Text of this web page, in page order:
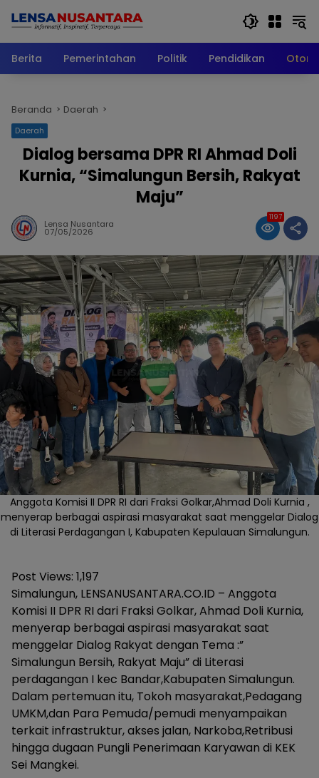
Berita
Pemerintahan Politik Pendidikan
Beranda Daerah
Daerah
Dialog bersama DPR RI Ahmad Doli
Kurnia, “Simalungun Bersih, Rakyat
Maju”
Lensa Nusantara
07/05/2026
1197
Anggota Komisi II DPR RI dari Fraksi Golkar,Ahmad Doli Kurnia ,
menyerap berbagai aspirasi masyarakat saat menggelar Dialog
di Literasi Perdagangan I, Kabupaten Kepulauan Simalungun.
Post Views: 1,197
Simalungun, LENSANUSANTARA.CO.ID – Anggota
Komisi II DPR RI dari Fraksi Golkar, Ahmad Doli Kurnia,
menyerap berbagai aspirasi masyarakat saat
menggelar Dialog Rakyat dengan Tema :”
Simalungun Bersih, Rakyat Maju” di Literasi
perdagangan I kec Bandar,Kabupaten Simalungun.
Dalam pertemuan itu, Tokoh masyarakat,Pedagang
UMKM,dan Para Pemuda/pemudi menyampaikan
terkait infrastruktur, akses jalan, Narkoba,Retribusi
hingga dugaan Pungli Penerimaan Karyawan di KEK
Sei Mangkei.